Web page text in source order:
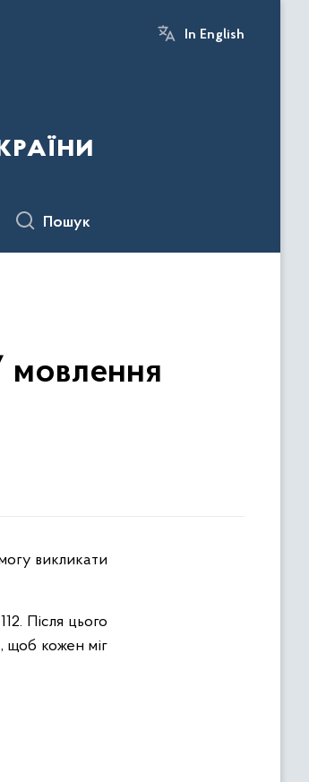
In English
Пошук
мовлення
Після цього
щоб кожен міг